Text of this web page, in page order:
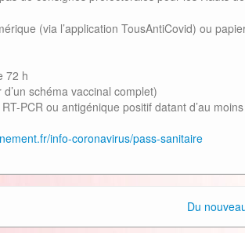
(via l’application TousAntiCovid) ou
72 h
schéma vaccinal complet)
PCR ou antigénique positif datant d’au
info-coronavirus/pass-sanitaire
Du